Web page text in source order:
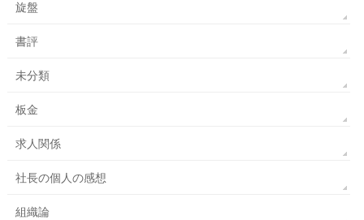
旋盤
書評
未分類
板金
求人関係
社長の個人の感想
組織論